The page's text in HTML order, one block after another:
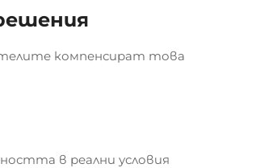
компенсират това
в реални условия